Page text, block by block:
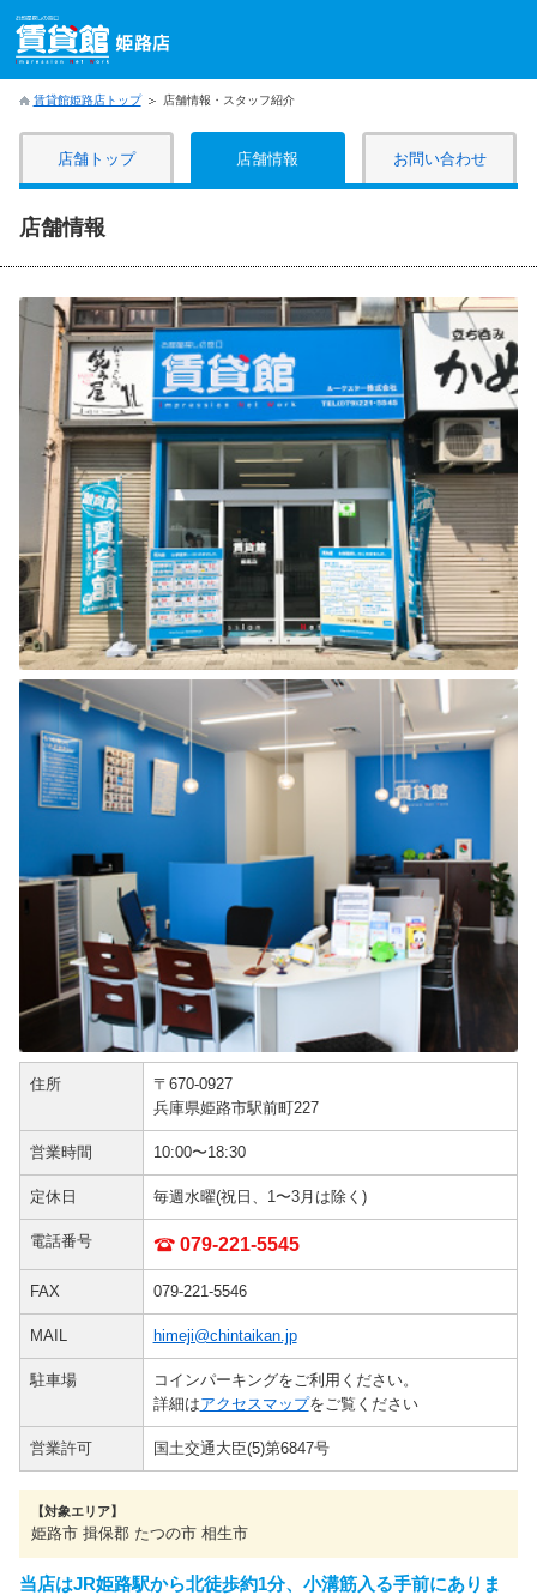
賃貸館姫路店トップ 店舗情報・スタッフ紹介
店舗トップ 店舗情報 お問い合わせ
店舗情報
住所
〒670-0927
兵庫県姫路市駅前町227
営業時間 10:00〜18:30
定休日 毎週水曜(祝日、1〜3月は除く)
電話番号 079-221-5545
FAX 079-221-5546
MAIL himeji@chintaikan.jp
駐車場
コインパーキングをご利用ください。
詳細はアクセスマップをご覧ください
営業許可 国土交通大臣(5)第6847号
【対象エリア】
姫路市 揖保郡 たつの市 相生市
当店はJR姫路駅から北徒歩約1分、小溝筋入る手前にありま